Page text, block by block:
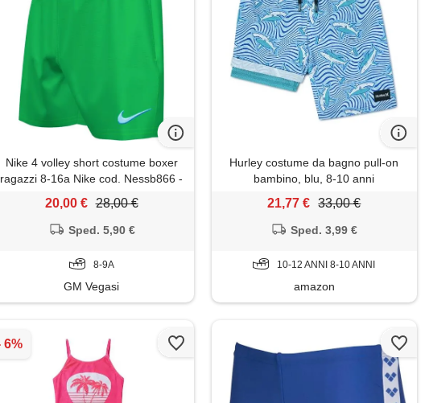
Nike 4 volley short costume boxer
ragazzi 8-16a Nike cod. Nessb866 -
20,00 € 28,00 €
Sped. 5,90 €
8-9A
GM Vegasi
Hurley costume da bagno pull-on
bambino, blu, 8-10 anni
21,77 € 33,00 €
Sped. 3,99 €
10-12 ANNI 8-10 ANNI
amazon